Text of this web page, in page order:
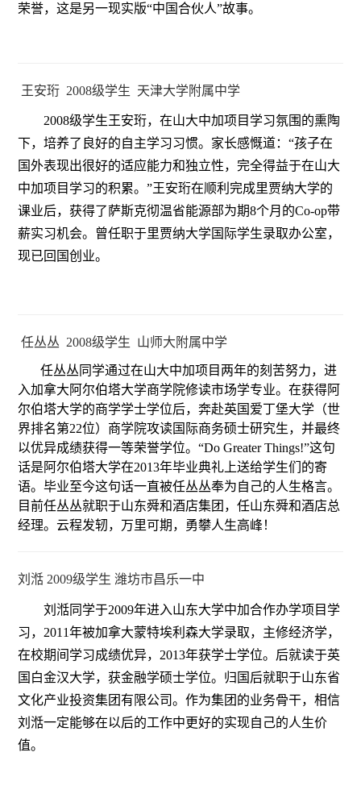
荣誉，这是另一现实版“中国合伙人”故事。
王安珩 2008级学生 天津大学附属中学
2008级学生王安珩，在山大中加项目学习氛围的熏陶
下，培养了良好的自主学习习惯。家长感慨道：“孩子在
国外表现出很好的适应能力和独立性，完全得益于在山大
中加项目学习的积累。”王安珩在顺利完成里贾纳大学的
课业后，获得了萨斯克彻温省能源部为期8个月的Co-op带
薪实习机会。曾任职于里贾纳大学国际学生录取办公室，
现已回国创业。
任丛丛 2008级学生 山师大附属中学
任丛丛同学通过在山大中加项目两年的刻苦努力，进
入加拿大阿尔伯塔大学商学院修读市场学专业。在获得阿
尔伯塔大学的商学学士学位后，奔赴英国爱丁堡大学（世
界排名第22位）商学院攻读国际商务硕士研究生，并最终
以优异成绩获得一等荣誉学位。“Do Greater Things!”这句
话是阿尔伯塔大学在2013年毕业典礼上送给学生们的寄
语。毕业至今这句话一直被任丛丛奉为自己的人生格言。
目前任丛丛就职于山东舜和酒店集团，任山东舜和酒店总
经理。云程发轫，万里可期，勇攀人生高峰！
刘湉 2009级学生 潍坊市昌乐一中
刘湉同学于2009年进入山东大学中加合作办学项目学
习，2011年被加拿大蒙特埃利森大学录取，主修经济学，
在校期间学习成绩优异，2013年获学士学位。后就读于英
国白金汉大学，获金融学硕士学位。归国后就职于山东省
文化产业投资集团有限公司。作为集团的业务骨干，相信
刘湉一定能够在以后的工作中更好的实现自己的人生价
值。